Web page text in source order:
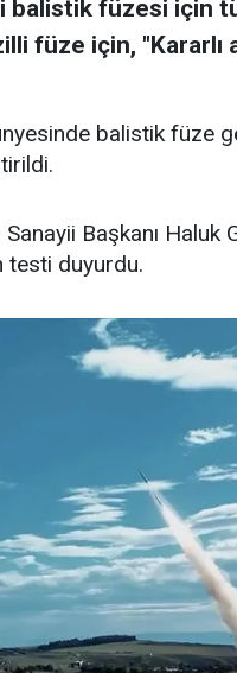
balistik füzesi için
füze için, "Kararlı
balistik füze
Sanayii Başkanı
testi duyurdu.